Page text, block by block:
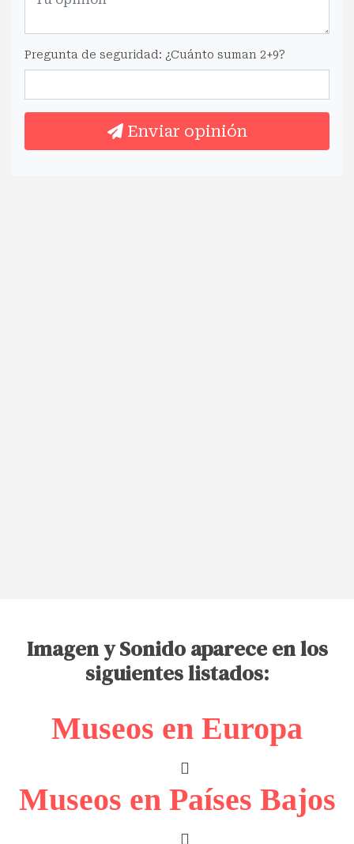
Pregunta de seguridad: ¿Cuánto suman 2+9?
Enviar opinión
Imagen y Sonido aparece en los
siguientes listados:
Museos en Europa
Museos en Países Bajos